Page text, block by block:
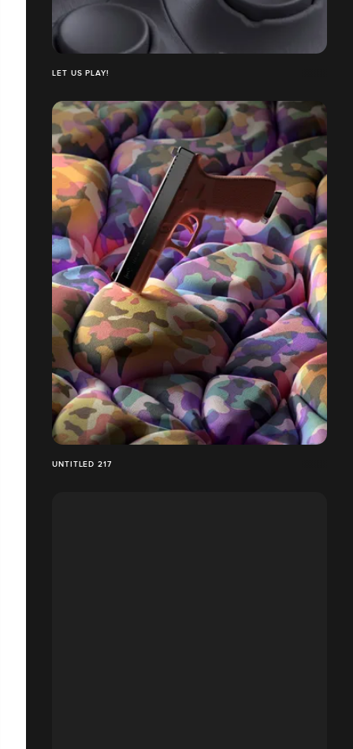
LET US PLAY!
UNTITLED 217